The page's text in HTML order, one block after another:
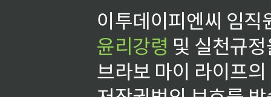
이투데이피엔씨 임
윤리강령 및 실천규
브라보 마이 라이프